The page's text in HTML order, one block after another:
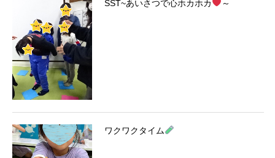
SST~あいさつで心ホカホカ ～
ワクワクタイム